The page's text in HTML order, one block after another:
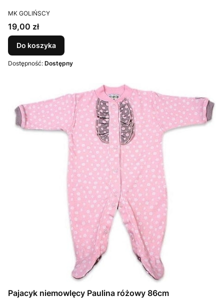
PRODUCENT
MK GOLIŃSCY
Cena
19,00 zł
Do koszyka
Dostępność: Dostępny
Pajacyk niemowlęcy Paulina różowy 86cm